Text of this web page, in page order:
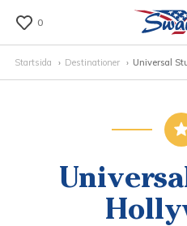
0
Startsida Destinationer Universal